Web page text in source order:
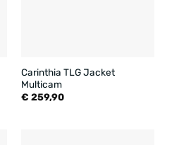
Carinthia TLG Jacket
Multicam
€ 259,90